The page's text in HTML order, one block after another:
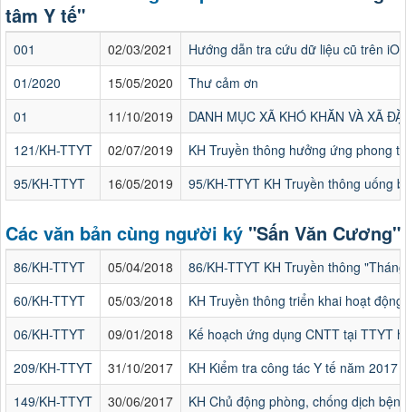
tâm Y tế"
001 02/03/2021
Hướng dẫn tra cứu dữ liệu cũ trên
01/2020
15/05/2020
Thư cảm ơn
01
11/10/2019
DANH MỤC XÃ KHÓ KHĂN VÀ XÃ
121/KH-TTYT
02/07/2019
KH Truyền thông hưởng ứng phong
95/KH-TTYT
16/05/2019 95/KH-TTYT KH Truyền thông uống
Các văn bản cùng người ký "Sấn Văn Cương"
86/KH-TTYT 05/04/2018
86/KH-TTYT KH Truyền thông
60/KH-TTYT
05/03/2018
KH Truyền thông triển khai hoạt
06/KH-TTYT
09/01/2018
Kế hoạch ứng dụng CNTT tại TTYT
209/KH-TTYT
31/10/2017
KH Kiểm tra công tác Y tế năm 2017
149/KH-TTYT
30/06/2017 KH Chủ động phòng, chống dịch